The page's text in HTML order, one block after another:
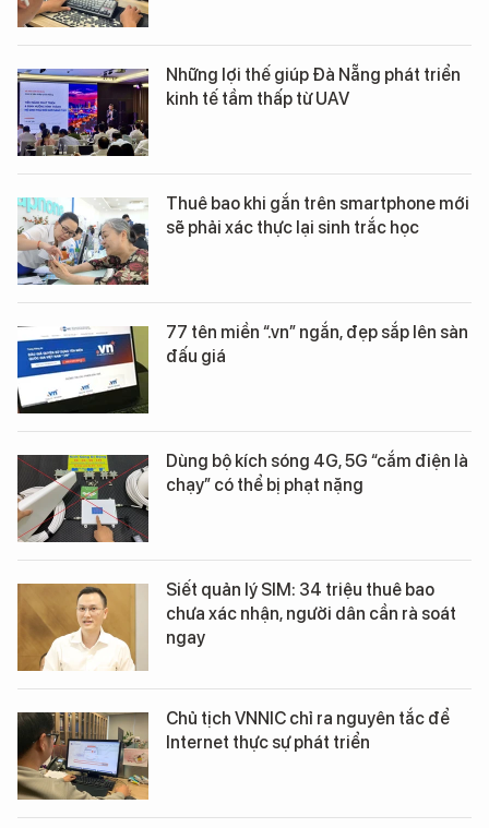
Những lợi thế giúp Đà Nẵng phát triển
kinh tế tầm thấp từ UAV
Thuê bao khi gắn trên smartphone mới
sẽ phải xác thực lại sinh trắc học
77 tên miền “.vn” ngắn, đẹp sắp lên sàn
đấu giá
Dùng bộ kích sóng 4G, 5G “cắm điện là
chạy” có thể bị phạt nặng
Siết quản lý SIM: 34 triệu thuê bao
chưa xác nhận, người dân cần rà soát
ngay
Chủ tịch VNNIC chỉ ra nguyên tắc để
Internet thực sự phát triển